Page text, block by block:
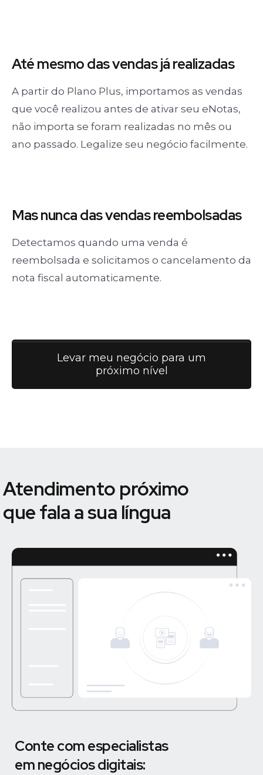
Até mesmo dasvendas já realizadas
A partir do Plano Plus, importamos as vendas
que você realizou antes de ativar seu eNotas,
não importa se foram realizadas no mês ou
ano passado. Legalize seu negócio facilmente.
Mas nuncadas vendasreembolsadas
Detectamos quando uma venda é
reembolsada e solicitamos o cancelamento da
nota fiscal automaticamente.
Levar meu negócio para um
próximo nível
Atendimento próximo
que fala a sua língua
Conte com especialistas
em negócios digitais: